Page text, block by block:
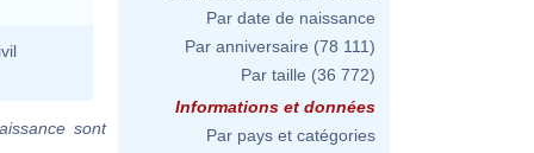
sont
Par date de naissance
Par anniversaire (78 111)
Par taille (36 772)
Informations et données
Par pays et catégories